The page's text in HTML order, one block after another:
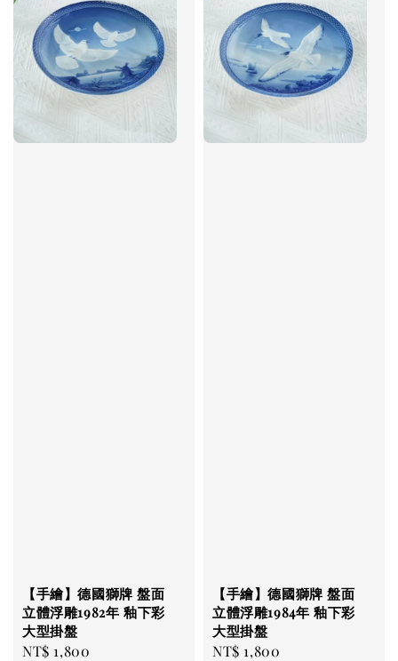
【手繪】德國獅牌 盤面
立體浮雕1982年 釉下彩
大型掛盤
Regular
NT$ 1,800
【手繪】德國獅牌 盤面
立體浮雕1984年 釉下彩
大型掛盤
Regular
NT$ 1,800